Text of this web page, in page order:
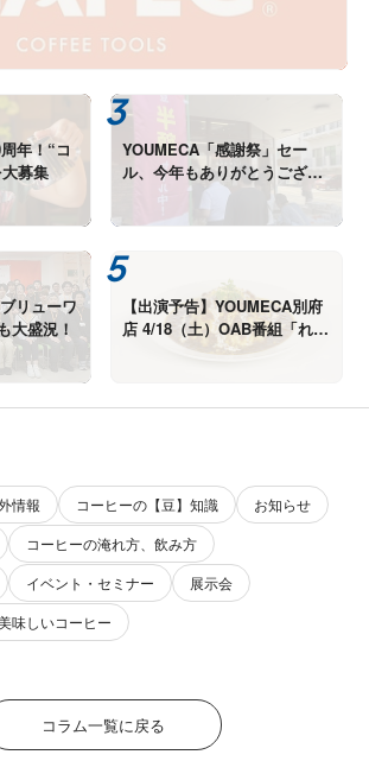
年！“コ
募集
YOUMECA「感謝祭」セー
ル、今年もありがとうござい
リューワ
大盛況！
【出演予告】YOUMECA別府
店 4/18（土）OAB番組「れじ
ゃぐる」カレー9選！
情報 コーヒーの【豆】知識
お知らせ
コーヒーの淹れ方、飲み方
イベント・セミナー
展示会
味しいコーヒー
コラム一覧に戻る